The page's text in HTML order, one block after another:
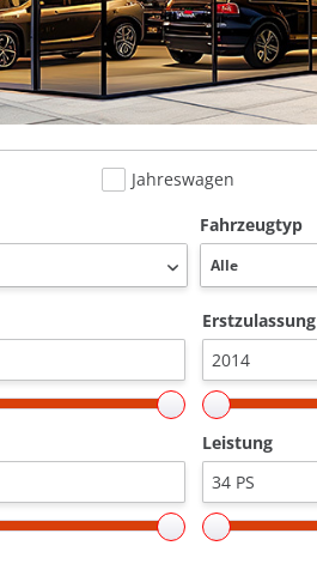
Jahreswagen
Fahrzeugtyp
Erstzulassung
Leistung